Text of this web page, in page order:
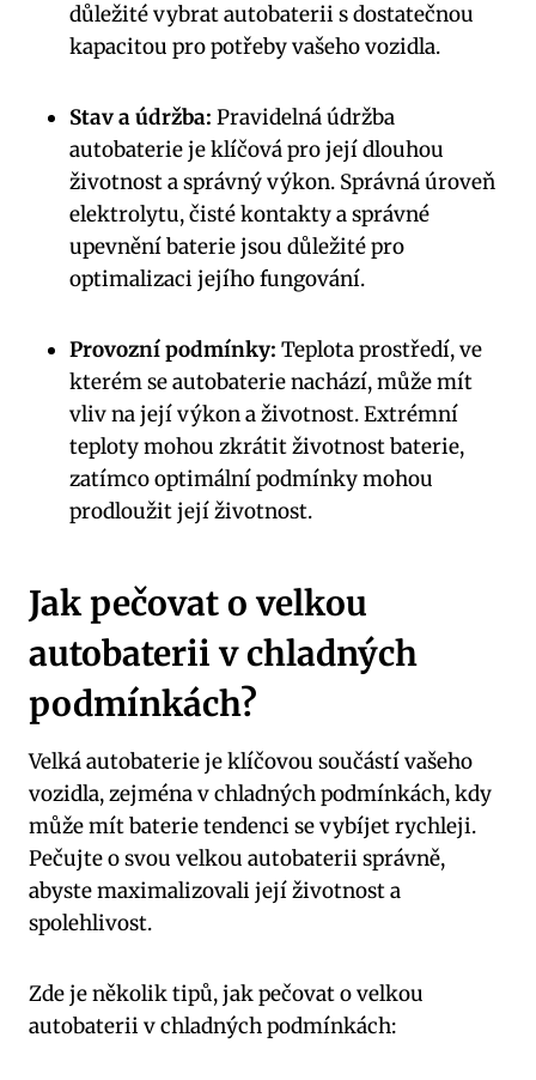
důležité vybrat autobaterii s dostatečnou
kapacitou ⁢pro potřeby vašeho ‌vozidla.
Stav ‌a údržba: Pravidelná údržba‌
autobaterie je klíčová ‍pro její dlouhou
životnost a správný výkon. Správná ⁣úroveň
elektrolytu, ​čisté kontakty a správné
upevnění baterie ‍jsou ⁤důležité pro
optimalizaci jejího⁢ fungování.
Provozní podmínky: Teplota ‌prostředí, ve
⁣kterém se‌ autobaterie nachází, může mít
vliv na její výkon a‌ životnost. Extrémní
teploty mohou zkrátit životnost baterie,
⁤zatímco‌ optimální podmínky mohou
prodloužit její životnost.
Jak pečovat o velkou⁣
autobaterii v chladných
podmínkách?
Velká autobaterie je klíčovou součástí vašeho
vozidla, zejména v ‌chladných podmínkách,⁤ kdy
může mít baterie tendenci se vybíjet rychleji.
Pečujte ‍o svou velkou autobaterii správně,
abyste ⁤maximalizovali její životnost a
spolehlivost.
Zde je ⁣několik tipů,⁤ jak pečovat o velkou
⁢autobaterii v chladných ​podmínkách: